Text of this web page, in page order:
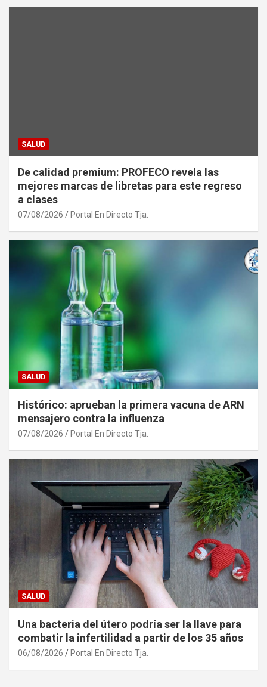
SALUD
De calidad premium: PROFECO revela las
mejores marcas de libretas para este regreso
a clases
07/08/2026 Portal En Directo Tja.
SALUD
Histórico: aprueban la primera vacuna de ARN
mensajero contra la influenza
07/08/2026 Portal En Directo Tja.
SALUD
Una bacteria del útero podría ser la llave para
combatir la infertilidad a partir de los 35 años
06/08/2026 Portal En Directo Tja.